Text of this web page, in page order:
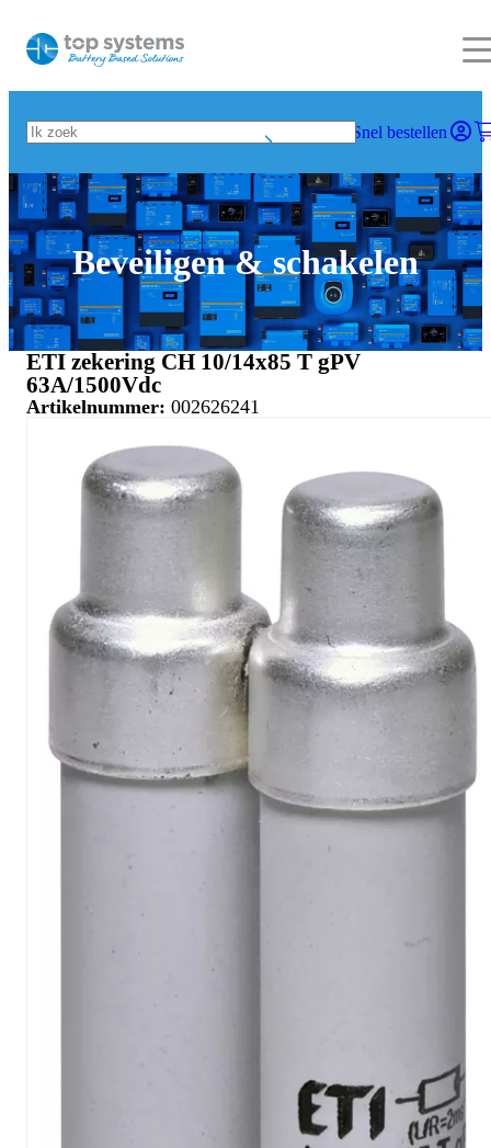
Snel bestellen
Beveiligen & schakelen
ETI zekering CH 10/14x85 T gPV
63A/1500Vdc
Artikelnummer: 002626241